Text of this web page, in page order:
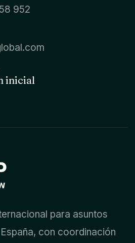
952
inicial
para asuntos
con coordinación